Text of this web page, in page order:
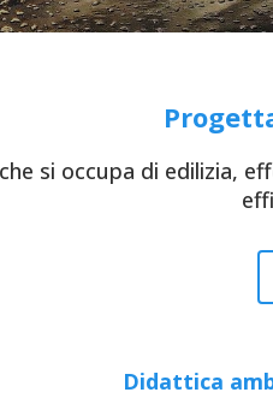
si occupa di edilizia,
Didattica